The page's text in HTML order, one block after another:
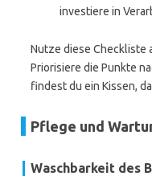
investiere in
Nutze diese Checkliste
Priorisiere die Punkte
findest du ein Kissen,
Pflege und
Waschbarkeit des